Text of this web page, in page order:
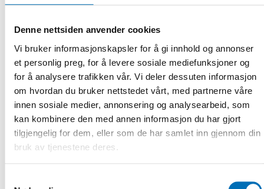
Denne nettsiden anvender cookies
Vi bruker informasjonskapsler for å gi innhold og annonser
et personlig preg, for å levere sosiale mediefunksjoner og
for å analysere trafikken vår. Vi deler dessuten informasjon
om hvordan du bruker nettstedet vårt, med partnerne våre
innen sosiale medier, annonsering og analysearbeid, som
kan kombinere den med annen informasjon du har gjort
tilgjengelig for dem, eller som de har samlet inn gjennom din
bruk av tjenestene deres.
DØVBLINDHET
6 apr 2022
Technology paired with human rights leads to
”Send an email or order a preset list of groceries with just